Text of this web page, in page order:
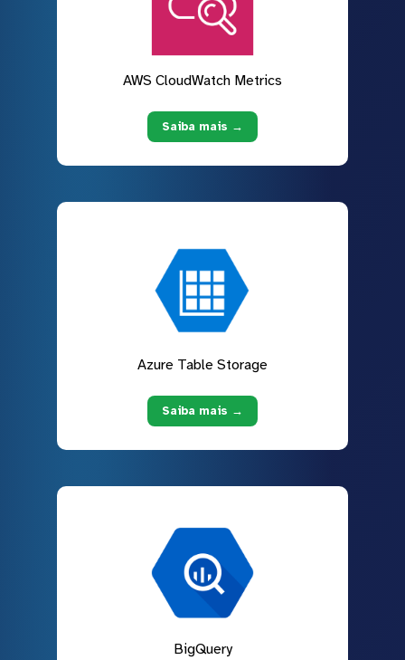
AWS CloudWatch Metrics
Saiba mais →
Azure Table Storage
Saiba mais →
BigQuery